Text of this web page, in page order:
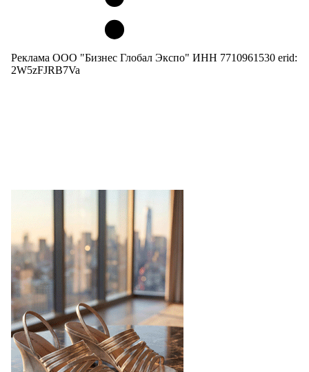
Реклама ООО "Бизнес Глобал Экспо" ИНН 7710961530 erid:
2W5zFJRB7Va